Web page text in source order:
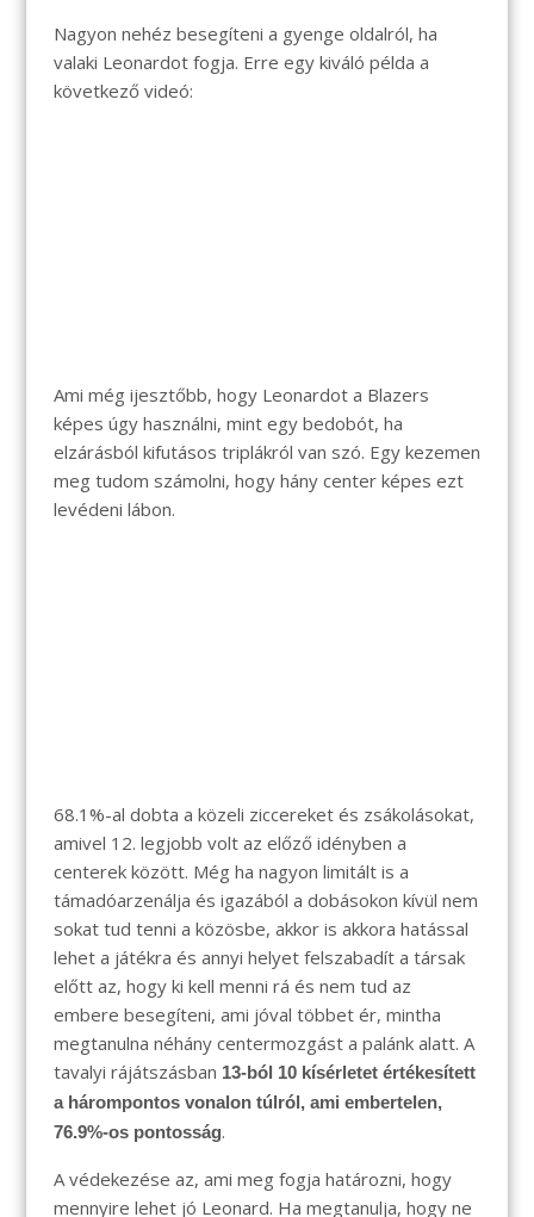
Nagyon nehéz besegíteni a gyenge oldalról, ha
valaki Leonardot fogja. Erre egy kiváló példa a
következő videó:
Ami még ijesztőbb, hogy Leonardot a Blazers
képes úgy használni, mint egy bedobót, ha
elzárásból kifutásos triplákról van szó. Egy kezemen
meg tudom számolni, hogy hány center képes ezt
levédeni lábon.
68.1%-al dobta a közeli ziccereket és zsákolásokat,
amivel 12. legjobb volt az előző idényben a
centerek között. Még ha nagyon limitált is a
támadóarzenálja és igazából a dobásokon kívül nem
sokat tud tenni a közösbe, akkor is akkora hatással
lehet a játékra és annyi helyet felszabadít a társak
előtt az, hogy ki kell menni rá és nem tud az
embere besegíteni, ami jóval többet ér, mintha
megtanulna néhány centermozgást a palánk alatt. A
tavalyi rájátszásban 13-ból 10 kísérletet értékesített
a hárompontos vonalon túlról, ami embertelen,
76.9%-os pontosság.
A védekezése az, ami meg fogja határozni, hogy
mennyire lehet jó Leonard. Ha megtanulja, hogy ne